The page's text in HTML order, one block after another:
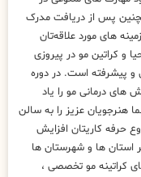
پس از دریافت مدرک
های مورد علاقه‌تان
و کراتین مو در پیروزی
پیشرفته است. در دوره
های درمانی مو را یاد
هنرجویان عزیز را به سالن
حرفه کاریتان افزایش
استان ها و شهرستان ها
کراتینه مو تخصصی ،